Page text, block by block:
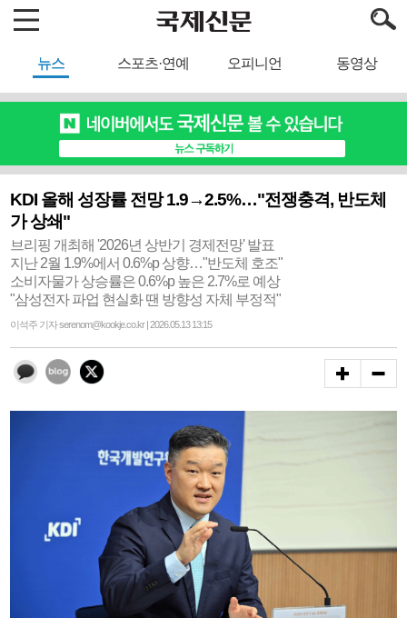
뉴스 스포츠·연예 오피니언 동영상
KDI 올해 성장률 전망 1.9→2.5%…"전쟁충격, 반도체
가 상쇄"
브리핑 개최해 '2026년 상반기 경제전망' 발표
지난 2월 1.9%에서 0.6%p 상향…"반도체 호조"
소비자물가 상승률은 0.6%p 높은 2.7%로 예상
"삼성전자 파업 현실화 땐 방향성 자체 부정적"
이석주 기자 serenom@kookje.co.kr | 2026.05.13 13:15